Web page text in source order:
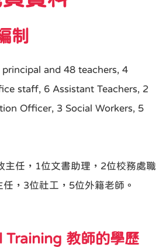
制
and 48 teachers, 4
staff, 6 Assistant Teachers, 2
Officer, 3 Social Workers, 5
任，1位文書助理，2位校務處職
，3位社工，5位外籍老師。
Training 教師的學歷